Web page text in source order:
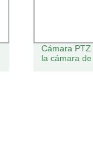
Cámara
la cámara